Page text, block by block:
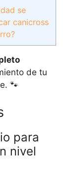
se
canicross
de tu
🐾
para
nivel